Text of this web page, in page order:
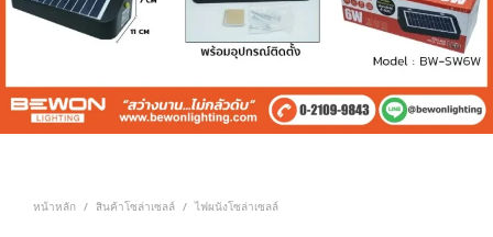
หน้าหลัก / สินค้าโซล่าเซลล์ / ไฟผนังโซล่าเซลล์